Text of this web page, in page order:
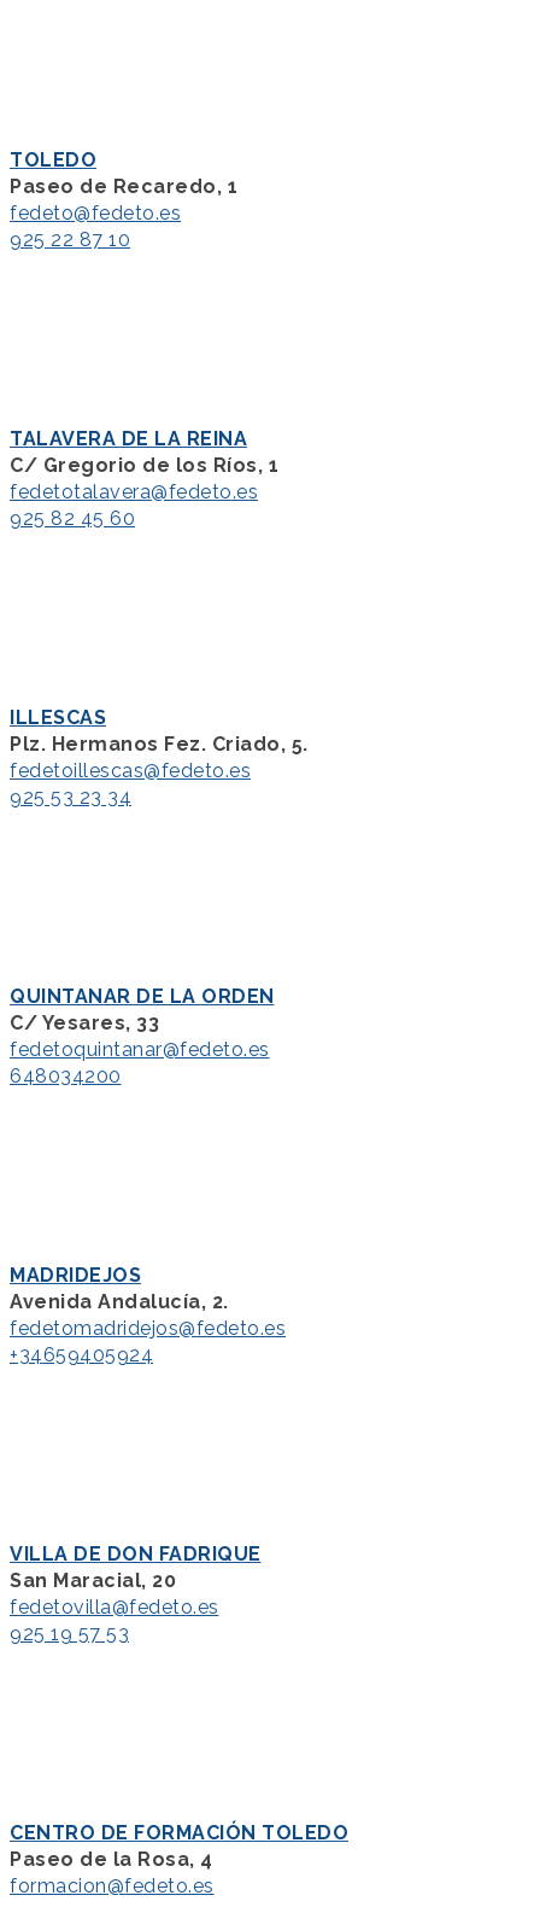
TOLEDO
Paseo de Recaredo, 1
fedeto@fedeto.es
925 22 87 10
TALAVERA DE LA REINA
C/ Gregorio de los Ríos, 1
fedetotalavera@fedeto.es
925 82 45 60
ILLESCAS
Plz. Hermanos Fez. Criado, 5.
fedetoillescas@fedeto.es
925 53 23 34
QUINTANAR DE LA ORDEN
C/ Yesares, 33
fedetoquintanar@fedeto.es
648034200
MADRIDEJOS
Avenida Andalucía, 2.
fedetomadridejos@fedeto.es
+34659405924
VILLA DE DON FADRIQUE
San Maracial, 20
fedetovilla@fedeto.es
925 19 57 53
CENTRO DE FORMACIÓN TOLEDO
Paseo de la Rosa, 4
formacion@fedeto.es